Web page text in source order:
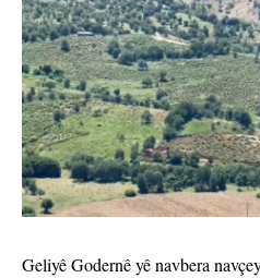
Geliyê Godernê yê navbera